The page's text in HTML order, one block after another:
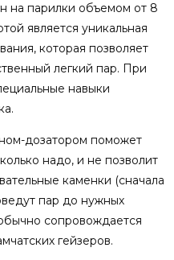
на парилки объемом от 8
является уникальная
которая позволяет
легкий пар. При
навыки
дозатором поможет
надо, и не позволит
каменки (сначала
пар до нужных
сопровождается
гейзеров.